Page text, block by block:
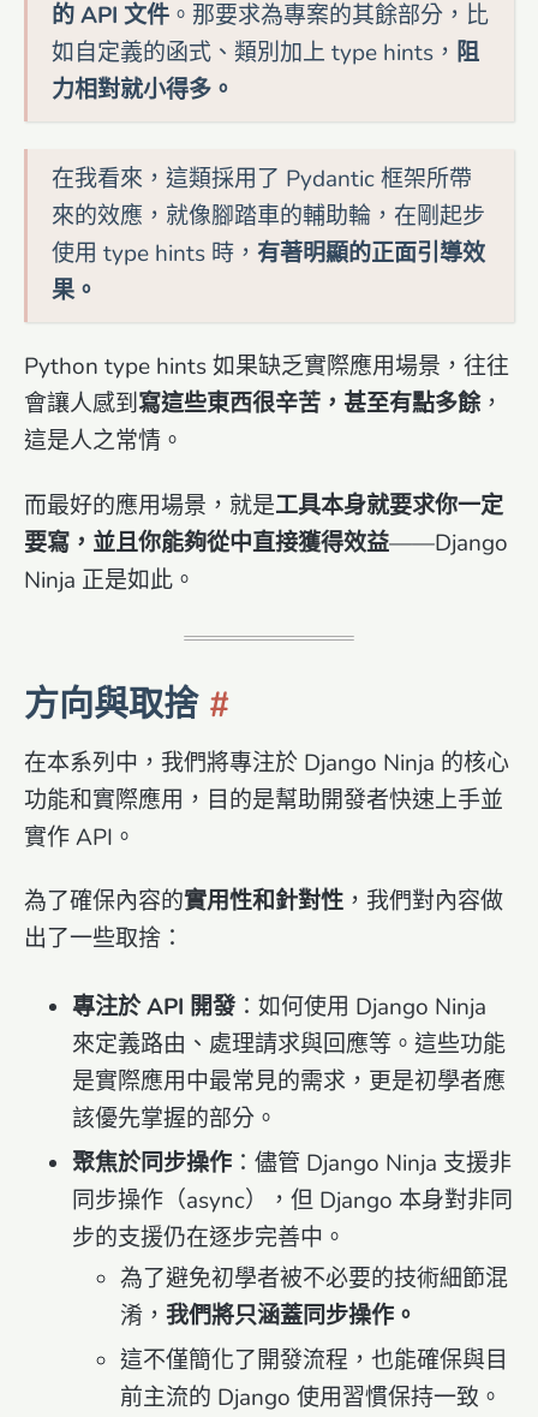
的 API 文件 。那要求為專案的其餘部分，比
如自定義的函式、類別加上 type hints， 阻
力相對就小得多。
在我看來，這類採用了 Pydantic 框架所帶
來的效應，就像腳踏車的輔助輪，在剛起步
使用 type hints 時， 有著明顯的正面引導效
果。
Python type hints 如果缺乏實際應用場景，往往
會讓人感到寫這些東西很辛苦，甚至有點多餘，
這是人之常情。
而最好的應用場景，就是工具本身就要求你一定
要寫，並且你能夠從中直接獲得效益——Django
Ninja 正是如此。
方向與取捨
在本系列中，我們將專注於 Django Ninja 的核心
功能和實際應用，目的是幫助開發者快速上手並
實作 API。
為了確保內容的實用性和針對性 ，我們對內容做
出了一些取捨：
專注於 API 開發：如何使用 Django Ninja
來定義路由、處理請求與回應等。這些功能
是實際應用中最常見的需求，更是初學者應
該優先掌握的部分。
聚焦於同步操作 ：儘管 Django Ninja 支援非
同步操作（async），但 Django 本身對非同
步的支援仍在逐步完善中。
為了避免初學者被不必要的技術細節混
淆， 我們將只涵蓋同步操作。
這不僅簡化了開發流程，也能確保與目
前主流的 Django 使用習慣保持一致。